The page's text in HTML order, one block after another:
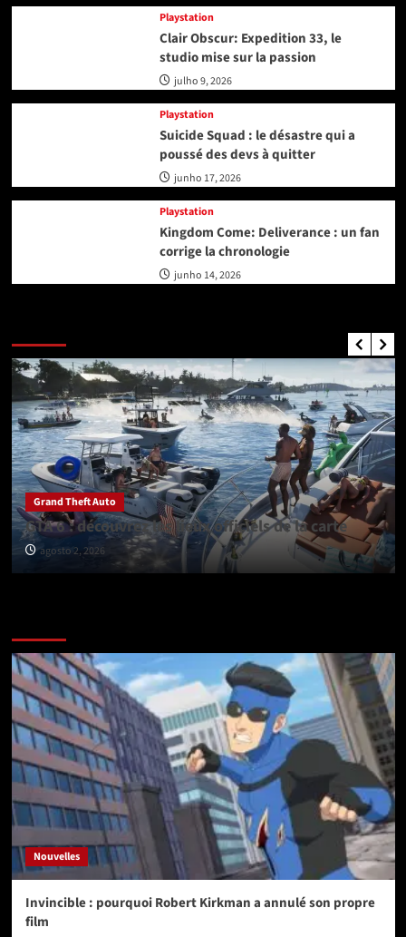
Playstation
Clair Obscur: Expedition 33, le
studio mise sur la passion
julho 9, 2026
Playstation
Suicide Squad : le désastre qui a
poussé des devs à quitter
junho 17, 2026
Playstation
Kingdom Come: Deliverance : un fan
corrige la chronologie
junho 14, 2026
Grand Theft Auto
GTA 6 : découvrez les lieux officiels de la carte
agosto 2, 2026
Nouvelles
Invincible : pourquoi Robert Kirkman a annulé son propre
film